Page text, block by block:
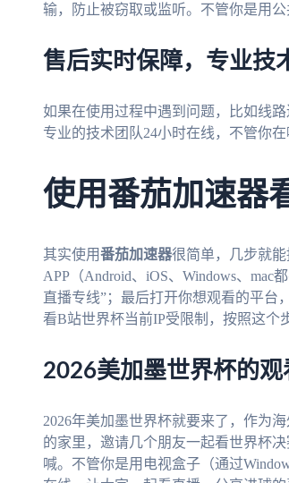
输，防止被窃取或监听。不管你是用
售后实时保障，专业技
如果在使用过程中遇到问题，比如线路
专业的技术团队24小时在线，不管你
使用番茄加速器
其实使用番茄加速器很简单，几步就
APP（Android、iOS、Windows、mac
直播专线”；最后打开你想观看的平台
看B站世界杯当前IP受限制，按照这个
2026美加墨世界杯的观
2026年美加墨世界杯就要来了，作为
的家里，邀请几个朋友一起看世界杯决
喊。不管你是用电视盒子（通过